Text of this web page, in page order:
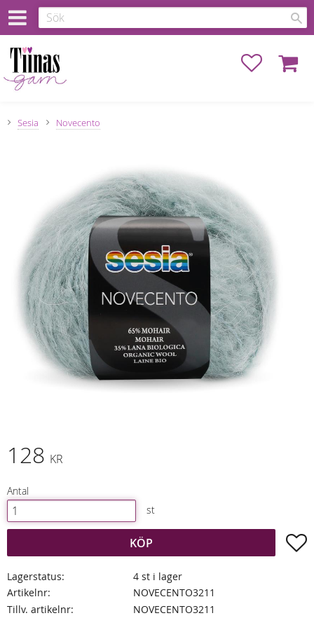
Favoriter
Sesia Novecento
128 KR
Antal
st
KÖP
Lagerstatus
4 st i lager
Artikelnr
NOVECENTO3211
Tillv. artikelnr
NOVECENTO3211